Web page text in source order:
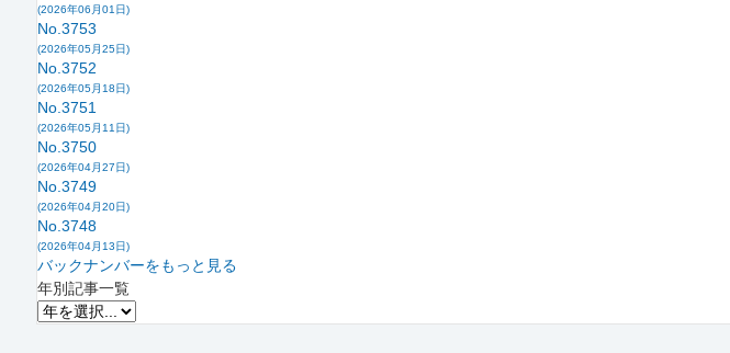
(2026年06月01日)
No.3753
(2026年05月25日)
No.3752
(2026年05月18日)
No.3751
(2026年05月11日)
No.3750
(2026年04月27日)
No.3749
(2026年04月20日)
No.3748
(2026年04月13日)
バックナンバーをもっと見る
年別記事一覧